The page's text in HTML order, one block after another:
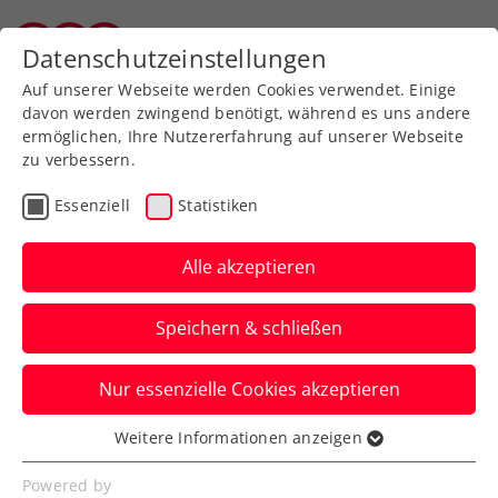
Zurück zur Newsübersicht
ATP
Ofner gibt Comeback bei
ATP-Challenger in Murcia
Dazu präsentiert Österreichs Topspieler
mit der e|motion group von Herwig
Straka sein neues Management.
Verfasst von: Presseaussendung / Redaktion, 28.02.2025
Datenschutzeinstellungen
Auf unserer Webseite werden Cookies verwendet. Einige
davon werden zwingend benötigt, während es uns andere
ermöglichen, Ihre Nutzererfahrung auf unserer Webseite
zu verbessern.
Essenziell Statistiken
Alle akzeptieren
Speichern & schließen
Nur essenzielle Cookies akzeptieren
Essenziell
Essenzielle Cookies werden für grundlegende
Weitere Informationen anzeigen
Powered by